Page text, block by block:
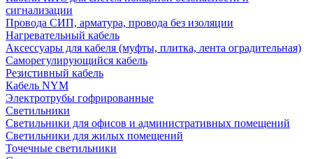
сигнализации
Провода СИП, арматура, провода без изоляции
Нагревательный кабель
Аксессуары для кабеля (муфты, плитка, лента оградительная)
Саморегулирующийся кабель
Резистивный кабель
Кабель NYM
Электротрубы гофрированные
Светильники
Светильники для офисов и административных помещений
Светильники для жилых помещений
Точечные светильники